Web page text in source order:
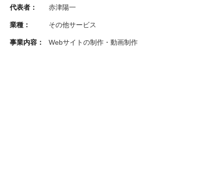
代表者： 赤津陽一
業種： その他サービス
事業内容： Webサイトの制作・動画制作